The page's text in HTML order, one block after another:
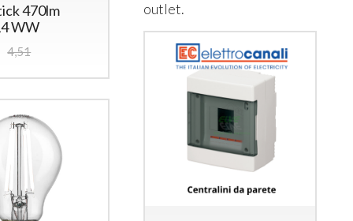
470lm
WW
4,51
outlet.